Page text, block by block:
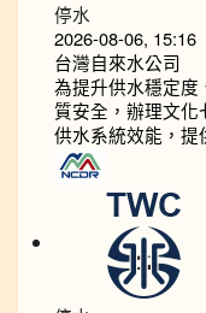
停水
2026-08-06, 15:16
台灣自來水公司
為提升供水穩定度
質安全，辦理文化
供水系統效能，提